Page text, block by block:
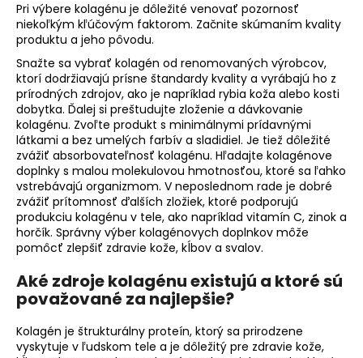
Pri výbere kolagénu je dôležité venovať pozornosť
niekoľkým kľúčovým faktorom. Začnite skúmaním kvality
produktu a jeho pôvodu.
Snažte sa vybrať kolagén od renomovaných výrobcov,
ktorí dodržiavajú prísne štandardy kvality a vyrábajú ho z
prírodných zdrojov, ako je napríklad rybia koža alebo kosti
dobytka. Ďalej si preštudujte zloženie a dávkovanie
kolagénu. Zvoľte produkt s minimálnymi prídavnými
látkami a bez umelých farbív a sladidiel. Je tiež dôležité
zvážiť absorbovateľnosť kolagénu. Hľadajte kolagénove
doplnky s malou molekulovou hmotnosťou, ktoré sa ľahko
vstrebávajú organizmom. V neposlednom rade je dobré
zvážiť prítomnosť ďalších zložiek, ktoré podporujú
produkciu kolagénu v tele, ako napríklad vitamín C, zinok a
horčík. Správny výber kolagénovych doplnkov môže
pomôcť zlepšiť zdravie kože, kĺbov a svalov.
Aké zdroje kolagénu existujú a ktoré sú
považované za najlepšie?
Kolagén je štrukturálny proteín, ktorý sa prirodzene
vyskytuje v ľudskom tele a je dôležitý pre zdravie kože,